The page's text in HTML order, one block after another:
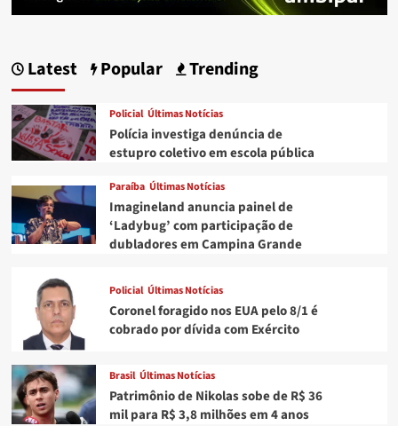
Latest Popular Trending
Policial Últimas Notícias
Polícia investiga denúncia de
estupro coletivo em escola pública
Paraíba Últimas Notícias
Imagineland anuncia painel de
‘Ladybug’ com participação de
dubladores em Campina Grande
Policial Últimas Notícias
Coronel foragido nos EUA pelo 8/1 é
cobrado por dívida com Exército
Brasil Últimas Notícias
Patrimônio de Nikolas sobe de R$ 36
mil para R$ 3,8 milhões em 4 anos